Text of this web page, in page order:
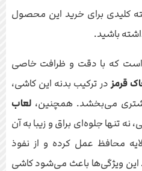
در این مقاله به ۴ نکته کلیدی برای خرید این محصول
باشید.
محصولی است که با دقت و ظرافت خاصی
قرمزدر ترکیب بدنه این کاشی،
می‌بخشد. همچنین، لعاب
نه تنها جلوه‌ای براق و زیبا به آن
محافظ عمل کرده و از نفوذ
ویژگی‌ها باعث می‌شود کاشی